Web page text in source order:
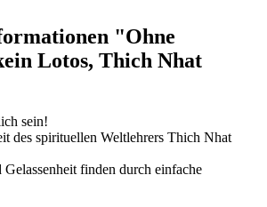
"Ohne
Lotos, Thich Nhat
sein!
des spirituellen Weltlehrers Thich Nhat
Gelassenheit finden durch einfache